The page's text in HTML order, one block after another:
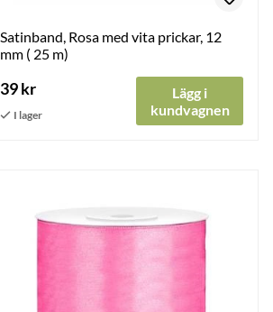
Satinband, Rosa med vita prickar, 12
mm ( 25 m)
39 kr
Lägg i
kundvagnen